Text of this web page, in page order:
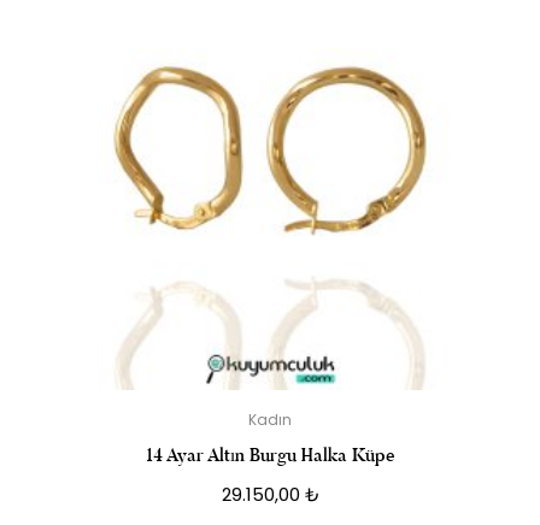
Kadın
14 Ayar Altın Burgu Halka Küpe
29.150,00 ₺